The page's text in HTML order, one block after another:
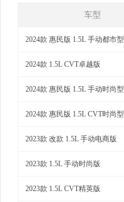
车型
2024款 惠民版 1.5L 手动都市型
2024款 1.5L CVT卓越版
2024款 惠民版 1.5L 手动时尚型
2024款 惠民版 1.5L CVT时尚型
2023款 改款 1.5L 手动电商版
2023款 1.5L 手动时尚版
2023款 1.5L CVT精英版